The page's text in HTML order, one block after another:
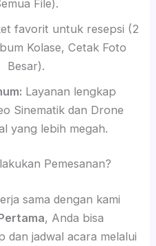
File).
favorit untuk resepsi (2
Kolase, Cetak Foto
Besar).
Layanan lengkap
Sinematik dan Drone
yang lebih megah.
Pemesanan?
sama dengan kami
, Anda bisa
dan jadwal acara melalui